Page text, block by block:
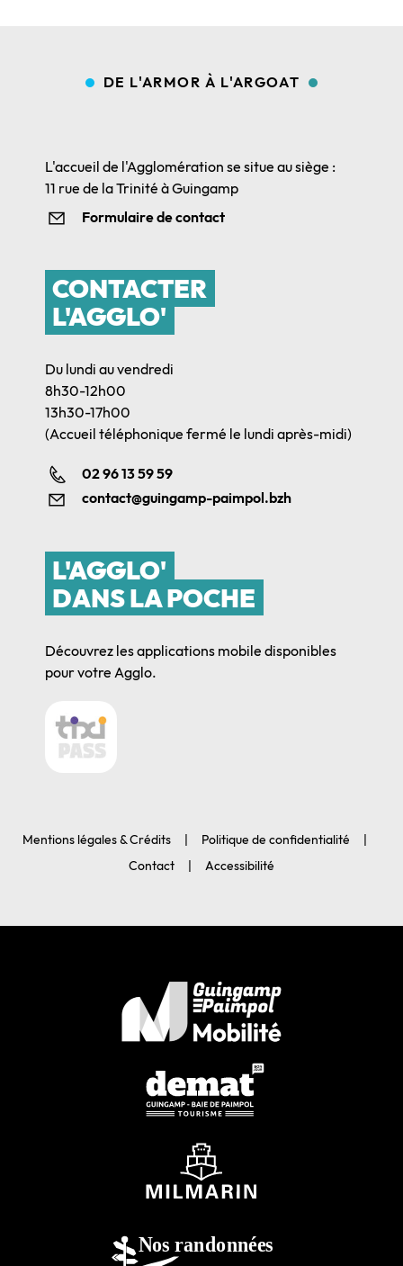
DE L'ARMOR À L'ARGOAT
L'accueil de l'Agglomération se situe au siège :
11 rue de la Trinité à Guingamp
Formulaire de contact
CONTACTER
L'AGGLO'
Du lundi au vendredi
8h30-12h00
13h30-17h00
(Accueil téléphonique fermé le lundi après-midi)
02 96 13 59 59
contact@guingamp-paimpol.bzh
L'AGGLO'
DANS LA POCHE
Découvrez les applications mobile disponibles
pour votre Agglo.
Mentions légales & Crédits
Politique de confidentialité
Contact
Accessibilité